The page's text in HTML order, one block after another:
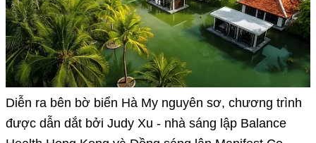
Diễn ra bên bờ biển Hà My nguyên sơ, chương trình
được dẫn dắt bởi Judy Xu - nhà sáng lập Balance